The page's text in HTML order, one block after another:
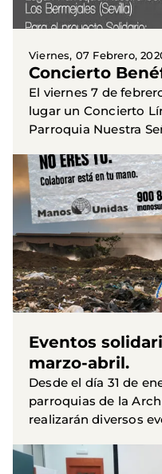
Viernes, 07 Febrero,
Concierto
El viernes 7 de
lugar un Concierto
Parroquia Nuestra
un donativo y
Eventos
marzo-abril.
Desde el día 31 de
parroquias de la
realizarán diversos
planeta no eres tú.